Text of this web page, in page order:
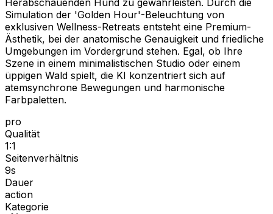
Herabschauenden Hund zu gewährleisten. Durch die
Simulation der 'Golden Hour'-Beleuchtung von
exklusiven Wellness-Retreats entsteht eine Premium-
Ästhetik, bei der anatomische Genauigkeit und friedliche
Umgebungen im Vordergrund stehen. Egal, ob Ihre
Szene in einem minimalistischen Studio oder einem
üppigen Wald spielt, die KI konzentriert sich auf
atemsynchrone Bewegungen und harmonische
Farbpaletten.
pro
Qualität
1:1
Seitenverhältnis
9s
Dauer
action
Kategorie